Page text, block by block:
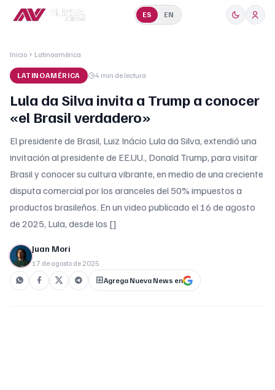
ES EN
Inicio Latinoamérica
LATINOAMÉRICA 4 min de lectura
Lula da Silva invita a Trump a conocer
«el Brasil verdadero»
El presidente de Brasil, Luiz Inácio Lula da Silva, extendió una
invitación al presidente de EE.UU., Donald Trump, para visitar
Brasil y conocer su cultura vibrante, en medio de una creciente
disputa comercial por los aranceles del 50% impuestos a
productos brasileños. En un video publicado el 16 de agosto
de 2025, Lula, desde los []
Juan Mori
17 de agosto de 2025
Agrega Nueva News en